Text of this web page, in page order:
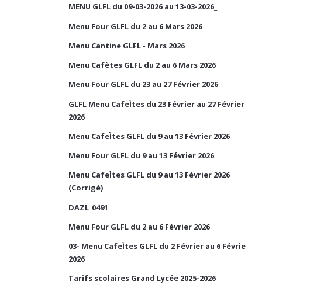
MENU GLFL du 09-03-2026 au 13-03-2026_
Menu Four GLFL du 2 au 6 Mars 2026
Menu Cantine GLFL - Mars 2026
Menu Cafètes GLFL du 2 au 6 Mars 2026
Menu Four GLFL du 23 au 27 Février 2026
GLFL Menu CafeÌtes du 23 Février au 27 Février
2026
Menu CafeÌtes GLFL du 9 au 13 Février 2026
Menu Four GLFL du 9 au 13 Février 2026
Menu CafeÌtes GLFL du 9 au 13 Février 2026
(Corrigé)
DAZL_0491
Menu Four GLFL du 2 au 6 Février 2026
03- Menu CafeÌtes GLFL du 2 Février au 6 Févrie
2026
Tarifs scolaires Grand Lycée 2025-2026